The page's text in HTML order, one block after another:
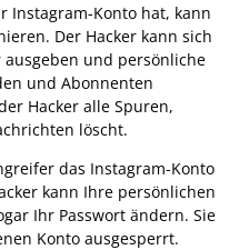
Instagram-Konto hat, kann
Der Hacker kann sich
und persönliche
und Abonnenten
Hacker alle Spuren,
löscht.
das Instagram-Konto
kann Ihre persönlichen
Ihr Passwort ändern. Sie
Konto ausgesperrt.